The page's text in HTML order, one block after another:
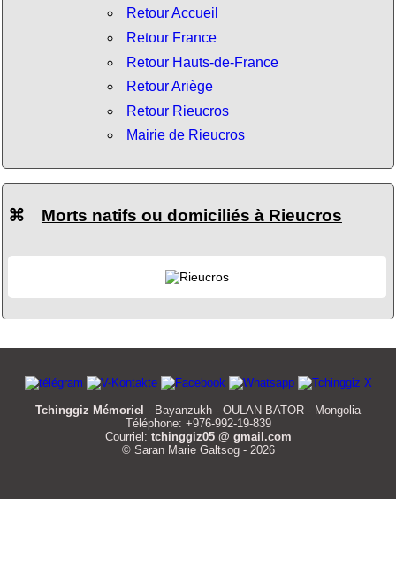
Retour Accueil
Retour France
Retour Hauts-de-France
Retour Ariège
Retour Rieucros
Mairie de Rieucros
⌘ Morts natifs ou domiciliés à Rieucros
Tchinggiz Mémoriel - Bayanzukh - OULAN-BATOR - Mongolia
Téléphone: +976-992-19-839
Courriel: tchinggiz05 @ gmail.com
© Saran Marie Galtsog - 2026